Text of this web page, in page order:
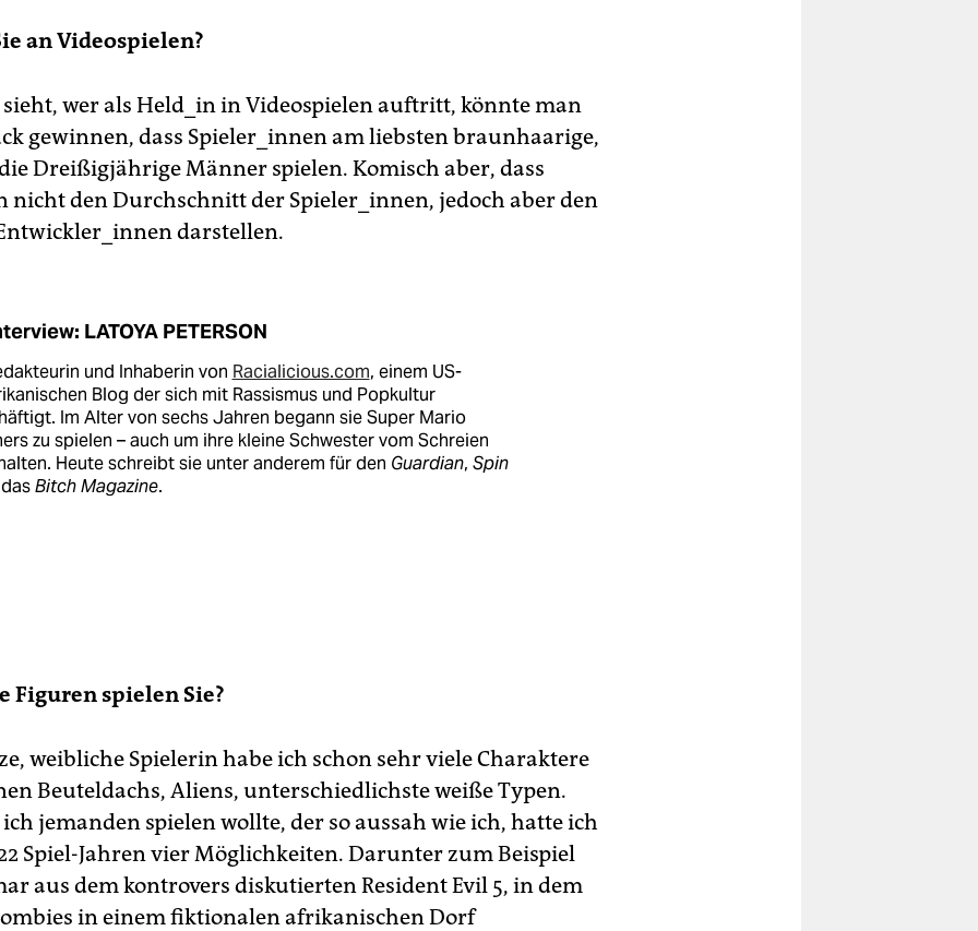
an Videospielen?
wer als Held_in in Videospielen auftritt, könnte man
gewinnen, dass Spieler_innen am liebsten braunhaarige,
Dreißigjährige Männer spielen. Komisch aber, dass
nicht den Durchschnitt der Spieler_innen, jedoch aber den
darstellen.
LATOYA PETERSON
und Inhaberin von Racialicious.com, einem US-
Blog der sich mit Rassismus und Popkultur
Im Alter von sechs Jahren begann sie Super Mario
zu spielen – auch um ihre kleine Schwester vom Schreien
Heute schreibt sie unter anderem für den Guardian, Spin
Bitch Magazine.
Figuren spielen Sie?
weibliche Spielerin habe ich schon sehr viele Charaktere
Beuteldachs, Aliens, unterschiedlichste weiße Typen.
jemanden spielen wollte, der so aussah wie ich, hatte ich
Spiel-Jahren vier Möglichkeiten. Darunter zum Beispiel
aus dem kontrovers diskutierten Resident Evil 5, in dem
in einem fiktionalen afrikanischen Dorf